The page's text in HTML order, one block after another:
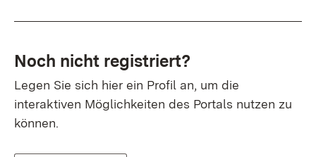
Noch nicht registriert?
Legen Sie sich hier ein Profil an, um die
interaktiven Möglichkeiten des Portals nutzen zu
können.